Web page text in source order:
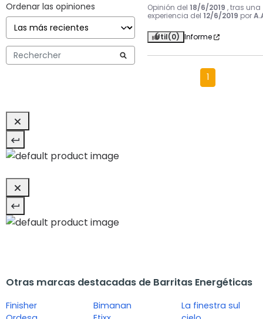
Ordenar las opiniones Opinión del 18/6/2019 , tras una
experiencia del 12/6/2019 por
Útil(0) Informe
1
Otras marcas destacadas de Barritas Energéticas
Finisher
Bimanan
La finestra sul